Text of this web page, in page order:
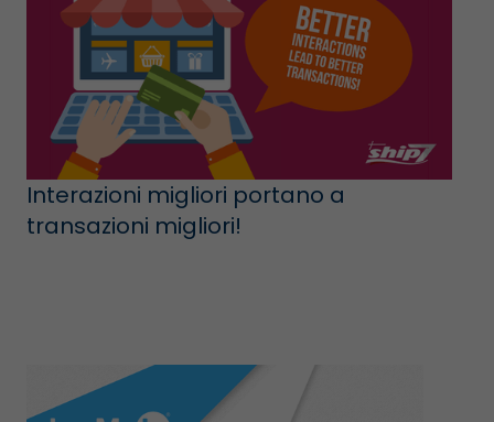
Interazioni migliori portano a
transazioni migliori!